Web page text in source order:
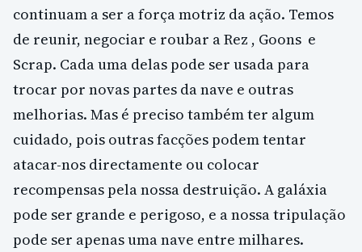
continuam a ser a força motriz da ação. Temos
de reunir, negociar e roubar a Rez , Goons e
Scrap. Cada uma delas pode ser usada para
trocar por novas partes da nave e outras
melhorias. Mas é preciso também ter algum
cuidado, pois outras facções podem tentar
atacar-nos directamente ou colocar
recompensas pela nossa destruição. A galáxia
pode ser grande e perigoso, e a nossa tripulação
pode ser apenas uma nave entre milhares.